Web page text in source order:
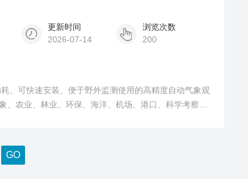
更新时间
2026-07-14
浏览次数
200
、可快速安装、便于野外监测使用的高精度自动气象观
农业、林业、环保、海洋、机场、港口、科学考察、